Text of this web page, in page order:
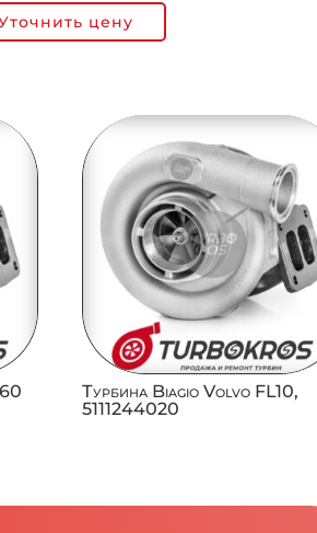
цену
Турбина Biagio Volvo FL10,
5111244020